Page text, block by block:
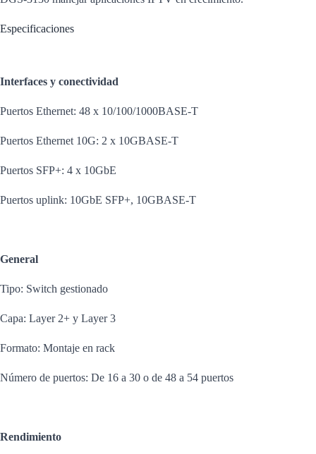
Especificaciones
Interfaces y conectividad
Puertos Ethernet: 48 x 10/100/1000BASE-T
Puertos Ethernet 10G: 2 x 10GBASE-T
Puertos SFP+: 4 x 10GbE
Puertos uplink: 10GbE SFP+, 10GBASE-T
General
Tipo: Switch gestionado
Capa: Layer 2+ y Layer 3
Formato: Montaje en rack
Número de puertos: De 16 a 30 o de 48 a 54 puertos
Rendimiento